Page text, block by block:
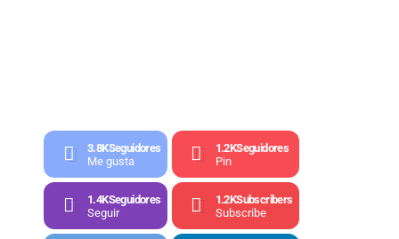
3.8KSeguidores
Me gusta
1.2KSeguidores
Pin
1.4KSeguidores
Seguir
1.2KSubscribers
Subscribe